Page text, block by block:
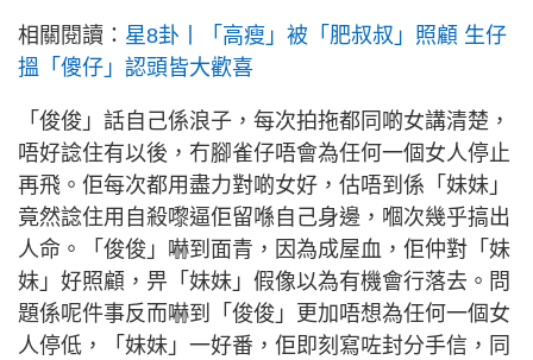
相關閱讀： 星8卦丨「高瘦」被「肥叔叔」照顧 生仔
搵「傻仔」認頭皆大歡喜
「俊俊」話自己係浪子，每次拍拖都同啲女講清楚，
唔好諗住有以後，冇腳雀仔唔會為任何一個女人停止
再飛。佢每次都用盡力對啲女好，估唔到係「妹妹」
竟然諗住用自殺嚟逼佢留喺自己身邊，嗰次幾乎搞出
人命。「俊俊」嚇到面青，因為成屋血，佢仲對「妹
妹」好照顧，畀「妹妹」假像以為有機會行落去。問
題係呢件事反而嚇到「俊俊」更加唔想為任何一個女
人停低，「妹妹」一好番，佢即刻寫咗封分手信，同